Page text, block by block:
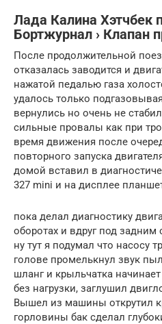
Лада Калина Хэтчбек
Бортжурнал › Клапан
После продолжительной
отказалась заводится и
нажатой педалью газа
удалось только
вернулись но очень не
сильные провалы как при
время движения после
повторного запуска
домой вставил в
327 mini и на дисплее
пока делал диагностику
оборотах и вдруг под
ну тут я подумал что насосу
голове промелькнул звук
шланг и крыльчатка
без нагрузки, заглушил
Вышел из машины открутил
горловины бак сделал